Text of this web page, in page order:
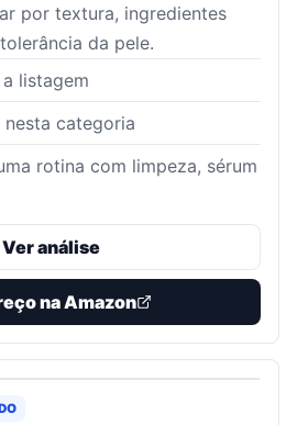
por textura, ingredientes
da pele.
listagem
categoria
rotina com limpeza, sérum
Ver análise
na Amazon